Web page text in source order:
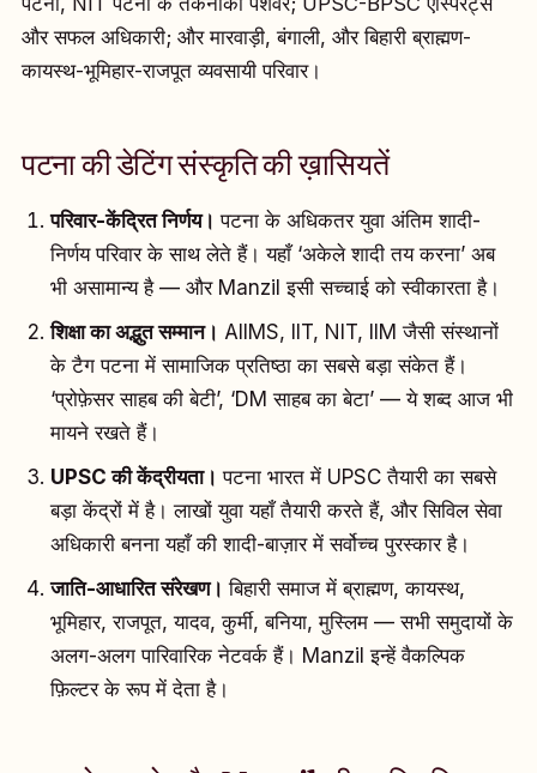
और सफल अधिकारी; और मारवाड़ी, बंगाली, और बिहारी ब्राह्मण-
कायस्थ-भूमिहार-राजपूत व्यवसायी परिवार।
पटना की डेटिंग संस्कृति की ख़ासियतें
परिवार-केंद्रित निर्णय। पटना के अधिकतर युवा अंतिम शादी-
निर्णय परिवार के साथ लेते हैं। यहाँ ‘अकेले शादी तय करना’ अब
भी असामान्य है — और Manzil इसी सच्चाई को स्वीकारता है।
शिक्षा का अद्भुत सम्मान। AIIMS, IIT, NIT, IIM जैसी संस्थानों
के टैग पटना में सामाजिक प्रतिष्ठा का सबसे बड़ा संकेत हैं।
‘प्रोफ़ेसर साहब की बेटी’, ‘DM साहब का बेटा’ — ये शब्द आज भी
मायने रखते हैं।
UPSC की केंद्रीयता। पटना भारत में UPSC तैयारी का सबसे
बड़ा केंद्रों में है। लाखों युवा यहाँ तैयारी करते हैं, और सिविल सेवा
अधिकारी बनना यहाँ की शादी-बाज़ार में सर्वोच्च पुरस्कार है।
जाति-आधारित संरेखण। बिहारी समाज में ब्राह्मण, कायस्थ,
भूमिहार, राजपूत, यादव, कुर्मी, बनिया, मुस्लिम — सभी समुदायों के
अलग-अलग पारिवारिक नेटवर्क हैं। Manzil इन्हें वैकल्पिक
फ़िल्टर के रूप में देता है।